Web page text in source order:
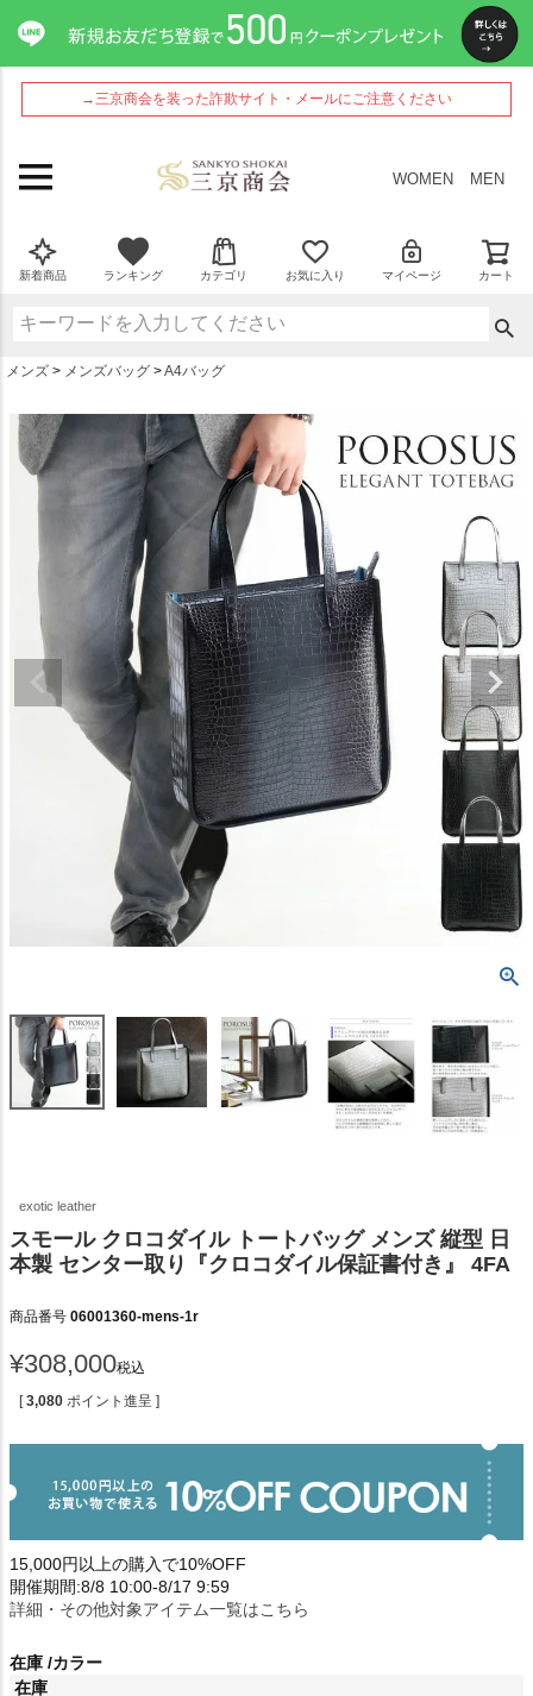
→三京商会を装った詐欺サイト・メールにご注意ください
WOMEN MEN
新着商品 ランキング カテゴリ お気に入り マイページ カート
メンズ メンズバッグ A4バッグ
exotic leather
スモール クロコダイル トートバッグ メンズ 縦型 日
本製 センター取り『クロコダイル保証書付き』 4FA
商品番号 06001360-mens-1r
¥308,000税込
[ 3,080 ポイント進呈 ]
15,000円以上の購入で10%OFF
開催期間:8/8 10:00-8/17 9:59
詳細・その他対象アイテム一覧はこちら
在庫 カラー
在庫
ペー
ジト
ップ
へ